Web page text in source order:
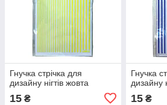
Гнучка стрічка для
дизайну нігтів жовта
15 ₴
Гнучка
дизайну
15₴